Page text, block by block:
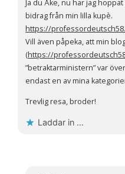
Ja du Åke, nu har jag
bidrag från min lilla kupè.
https://
Vill även påpeka, att min
(https://
”betraktarministern” var
endast en av mina
Trevlig resa, broder!
Laddar in …